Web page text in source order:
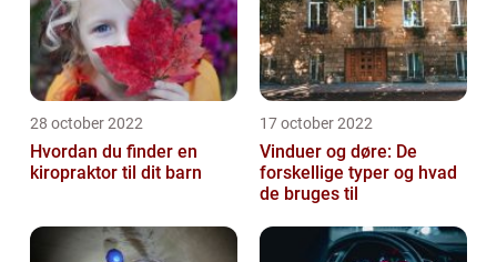
28 october 2022
Hvordan du finder en
kiropraktor til dit barn
17 october 2022
Vinduer og døre: De
forskellige typer og hvad
de bruges til